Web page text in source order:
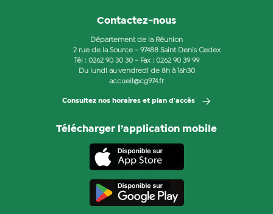
Contactez-nous
Département de la Réunion
2 rue de la Source - 97488 Saint Denis Cedex
Tél : 0262 90 30 30 - Fax : 0262 90 39 99
Du lundi au vendredi de 8h à 16h30
accueil@cg974.fr
Consultez nos horaires et plan d'accès
Télécharger l’application mobile